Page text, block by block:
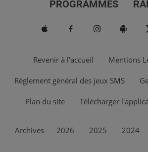
PROGRAMMES
Revenir à l'accueil Mentions
Règlement général des jeux SMS
Plan du site Télécharger
Archives 2026 2025 2024